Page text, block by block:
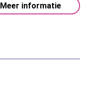
Meer informatie